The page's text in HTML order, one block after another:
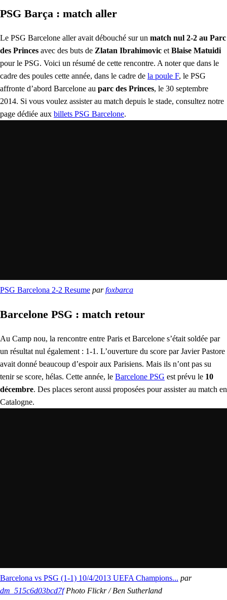
PSG Barça : match aller
Le PSG Barcelone aller avait débouché sur un match nul 2-2 au Parc
des Princes avec des buts de Zlatan Ibrahimovic et Blaise Matuidi
pour le PSG. Voici un résumé de cette rencontre. A noter que dans le
cadre des poules cette année, dans le cadre de la poule F, le PSG
affronte d’abord Barcelone au parc des Princes, le 30 septembre
2014. Si vous voulez assister au match depuis le stade, consultez notre
page dédiée aux billets PSG Barcelone.
PSG Barcelona 2-2 Resume parfoxbarca
Barcelone PSG : match retour
Au Camp nou, la rencontre entre Paris et Barcelone s’était soldée par
un résultat nul également : 1-1. L’ouverture du score par Javier Pastore
avait donné beaucoup d’espoir aux Parisiens. Mais ils n’ont pas su
tenir se score, hélas. Cette année, le Barcelone PSG est prévu le 10
décembre. Des places seront aussi proposées pour assister au match en
Catalogne.
Barcelona vs PSG (1-1) 10/4/2013 UEFA Champions... par
dm_515c6d03bcd7f Photo Flickr / Ben Sutherland